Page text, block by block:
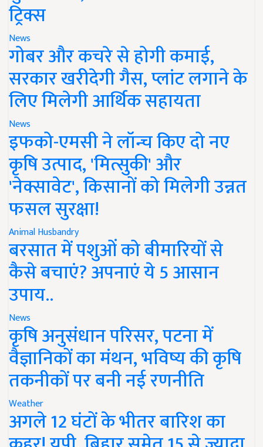
ट्रिक्स
News
गोबर और कचरे से होगी कमाई,
सरकार खरीदेगी गैस, प्लांट लगाने के
लिए मिलेगी आर्थिक सहायता
News
इफको-एमसी ने लॉन्च किए दो नए
कृषि उत्पाद, 'मित्सुकी' और
'नेक्सावेट', किसानों को मिलेगी उन्नत
फसल सुरक्षा!
Animal Husbandry
बरसात में पशुओं को बीमारियों से
कैसे बचाएं? अपनाएं ये 5 आसान
उपाय..
News
कृषि अनुसंधान परिसर, पटना में
वैज्ञानिकों का मंथन, भविष्य की कृषि
तकनीकों पर बनी नई रणनीति
Weather
अगले 12 घंटों के भीतर बारिश का